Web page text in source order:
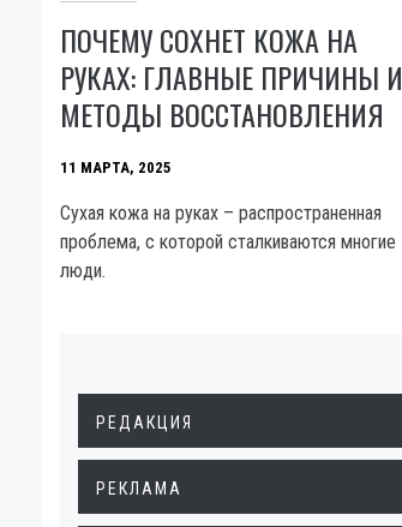
ПОЧЕМУ СОХНЕТ КОЖА НА
РУКАХ: ГЛАВНЫЕ ПРИЧИНЫ И
МЕТОДЫ ВОССТАНОВЛЕНИЯ
11 МАРТА, 2025
Сухая кожа на руках – распространенная
проблема, с которой сталкиваются многие
люди.
РЕДАКЦИЯ
РЕКЛАМА